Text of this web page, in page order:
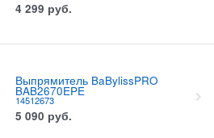
4 299 руб.
Выпрямитель BaBylissPRO
BAB2670EPE
14512673
5 090 руб.